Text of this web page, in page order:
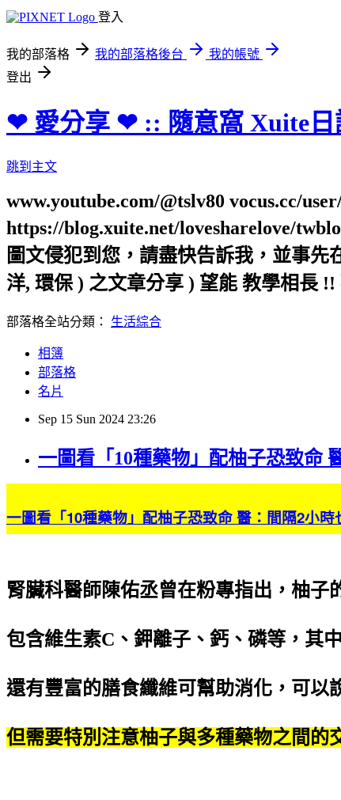
登入
我的部落格 我的部落格後台
我的帳號
登出
❤ 愛分享 ❤ :: 隨意窩 Xuite日
跳到主文
www.youtube.com/@tslv80 vocus.cc/
https://blog.xuite.net/lovesharelove/
圖文侵犯到您，請盡快告訴我，並事先
洋, 環保 ) 之文章分享 ) 望能 教學相長
部落格全站分類： 生活綜合
相簿
部落格
名片
Sep 15 Sun 2024 23:26
一圖看「10種藥物」配柚子恐致命
一圖看「10種藥物」配柚子恐致命 醫：間隔2小時
腎臟科醫師陳佑丞曾在粉專指出，柚子
包含維生素C、鉀離子、鈣、磷等，其
還有豐富的膳食纖維可幫助消化，可以
但需要特別注意柚子與多種藥物之間的